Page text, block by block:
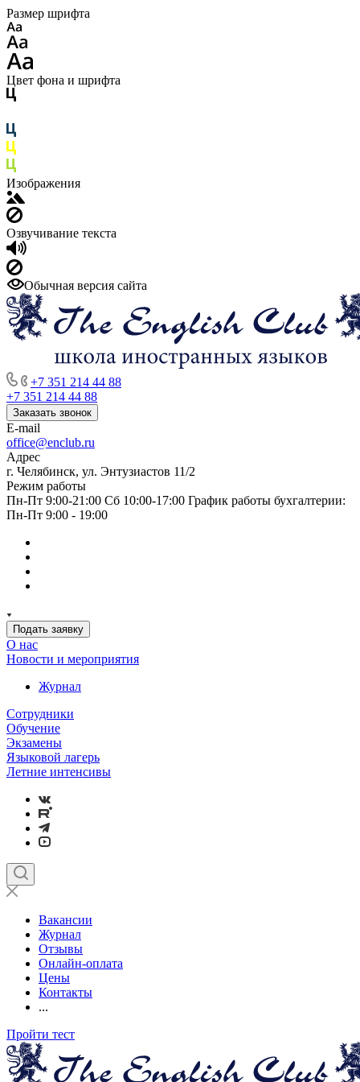
Размер шрифта
Цвет фона и шрифта
Изображения
Озвучивание текста
Обычная версия сайта
+7 351 214 44 88
+7 351 214 44 88
Заказать звонок
E-mail
office@enclub.ru
Адрес
г. Челябинск, ул. Энтузиастов 11/2
Режим работы
Пн-Пт 9:00-21:00 Сб 10:00-17:00 График работы бухгалтерии:
Пн-Пт 9:00 - 19:00
Подать заявку
О нас
Новости и мероприятия
Журнал
Сотрудники
Обучение
Экзамены
Языковой лагерь
Летние интенсивы
Вакансии
Журнал
Отзывы
Онлайн-оплата
Цены
Контакты
...
Пройти тест